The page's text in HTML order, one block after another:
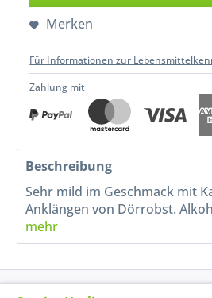
Merken
Für Informationen zur
Zahlung mit
Beschreibung
Sehr mild im Geschmack mit
Anklängen von Dörrobst.
mehr